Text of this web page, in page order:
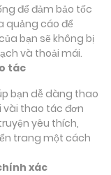
để đảm bảo tốc
quảng cáo để
bạn sẽ không bị
và thoải mái.
tác
bạn dễ dàng thao
vài thao tác đơn
yêu thích,
trang một cách
xác